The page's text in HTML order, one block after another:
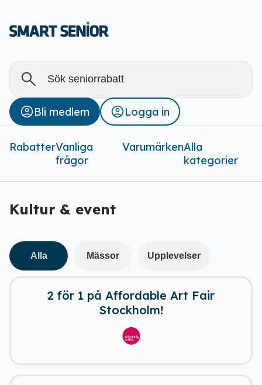
Alla
Rabatter (0)
Bli medlem Logga in
RabatterVanliga
frågor
VarumärkenAlla
kategorier
Kultur & event
Alla Mässor Upplevelser
2 för 1 på Affordable Art Fair
Stockholm!